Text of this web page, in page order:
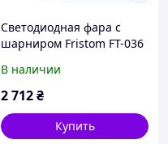
Светодиодная фара с
шарниром Fristom FT-036
В наличии
2 712₴
Купить